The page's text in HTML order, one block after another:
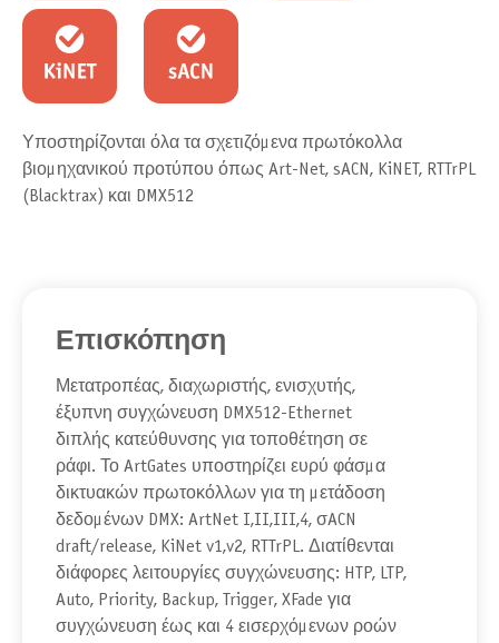
Υποστηρίζονται όλα τα σχετιζόμενα πρωτόκολλα
βιομηχανικού προτύπου όπως Art-Net, sACN, KiNET, RTTrPL
(Blacktrax) και DMX512
Επισκόπηση
Μετατροπέας, διαχωριστής, ενισχυτής,
έξυπνη συγχώνευση DMX512-Ethernet
διπλής κατεύθυνσης για τοποθέτηση σε
ράφι. Το ArtGates υποστηρίζει ευρύ φάσμα
δικτυακών πρωτοκόλλων για τη μετάδοση
δεδομένων DMX: ArtNet I,II,III,4, σACN
draft/release, KiNet v1,v2, RTTrPL. Διατίθενται
διάφορες λειτουργίες συγχώνευσης: HTP, LTP,
Auto, Priority, Backup, Trigger, XFade για
συγχώνευση έως και 4 εισερχόμενων ροών